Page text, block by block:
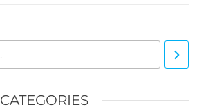
CATEGORIES